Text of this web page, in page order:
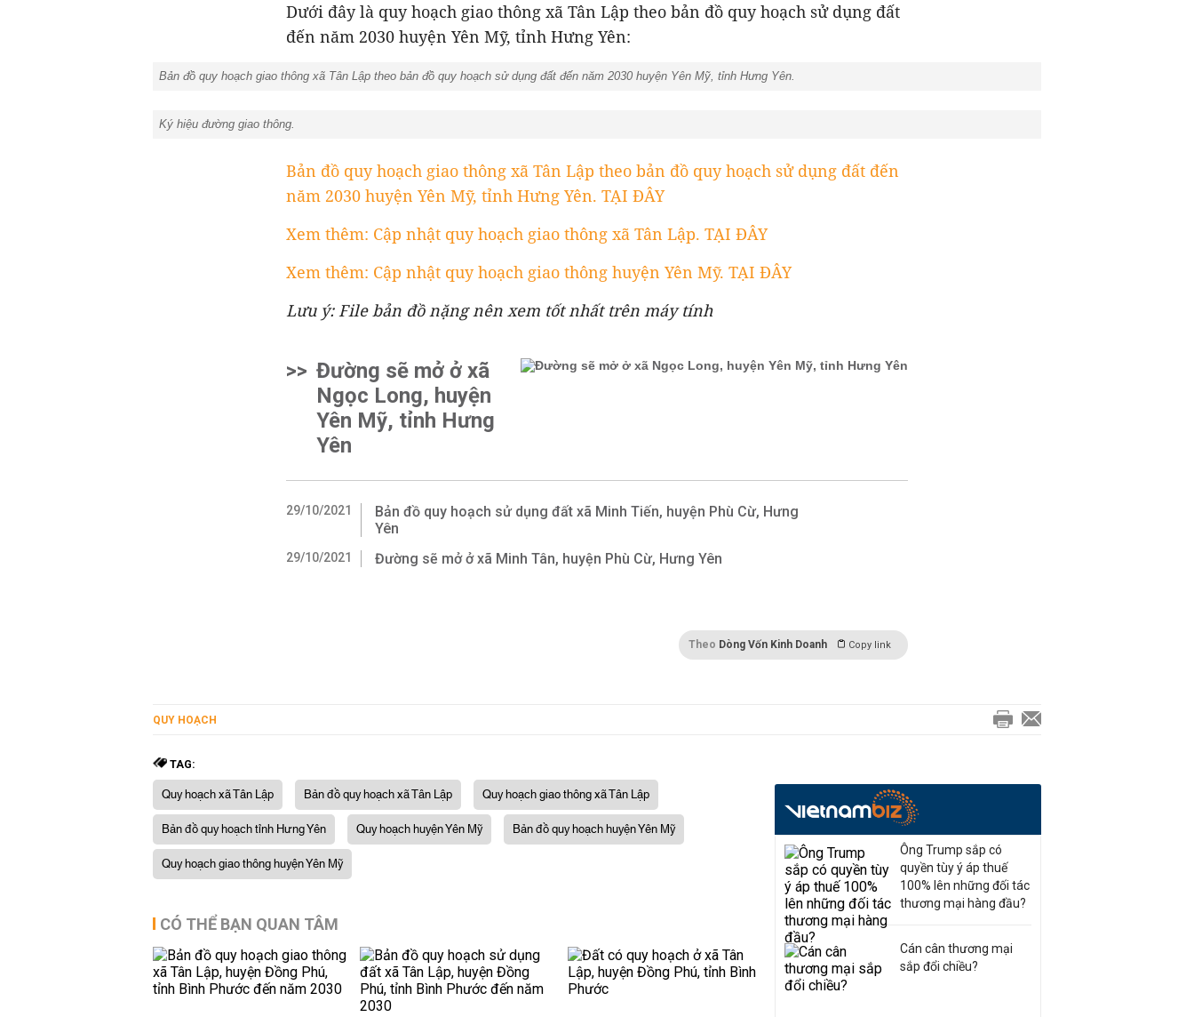
Dưới đây là quy hoạch giao thông xã Tân Lập theo bản đồ quy hoạch sử dụng đất
đến năm 2030 huyện Yên Mỹ, tỉnh Hưng Yên:
Bản đồ quy hoạch giao thông xã Tân Lập theo bản đồ quy hoạch sử dụng đất đến năm 2030 huyện Yên Mỹ, tỉnh Hưng Yên.
Ký hiệu đường giao thông.
Bản đồ quy hoạch giao thông xã Tân Lập theo bản đồ quy hoạch sử dụng đất đến
năm 2030 huyện Yên Mỹ, tỉnh Hưng Yên. TẠI ĐÂY
Xem thêm: Cập nhật quy hoạch giao thông xã Tân Lập. TẠI ĐÂY
Xem thêm: Cập nhật quy hoạch giao thông huyện Yên Mỹ. TẠI ĐÂY
Lưu ý: File bản đồ nặng nên xem tốt nhất trên máy tính
>> Đường sẽ mở ở xã
Ngọc Long, huyện
Yên Mỹ, tỉnh Hưng
Yên
29/10/2021
Bản đồ quy hoạch sử dụng đất xã Minh Tiến, huyện Phù Cừ, Hưng
Yên
29/10/2021 Đường sẽ mở ở xã Minh Tân, huyện Phù Cừ, Hưng Yên
Theo Dòng Vốn Kinh Doanh Copy link
QUY HOẠCH
TAG:
Quy hoạch xã Tân Lập Bản đồ quy hoạch xã Tân Lập
Quy hoạch giao thông xã Tân Lập
Bản đồ quy hoạch tỉnh Hưng Yên
Quy hoạch huyện Yên Mỹ
Bản đồ quy hoạch huyện Yên Mỹ
Quy hoạch giao thông huyện Yên Mỹ
CÓ THỂ BẠN QUAN TÂM
Ông Trump sắp có
quyền tùy ý áp thuế
100% lên những đối tác
thương mại hàng đầu?
Cán cân thương mại
sắp đổi chiều?